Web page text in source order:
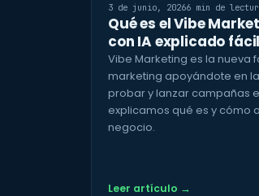
3 de junio, 20266 min de
Qué es el Vibe
con IA explicado fácil
Vibe Marketing es la nueva
marketing apoyándote en
probar y lanzar campañas
explicamos qué es y cómo
negocio.
Leer artículo →